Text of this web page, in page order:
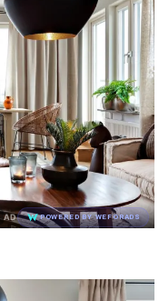
AD POWERED BY WEFORADS